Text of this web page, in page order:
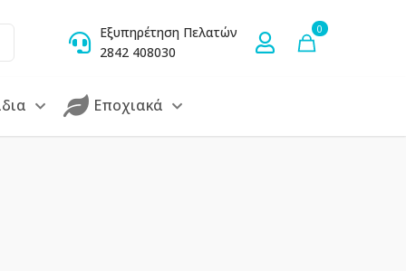
Εξυπηρέτηση Πελατών
2842 408030
0
Εποχιακά